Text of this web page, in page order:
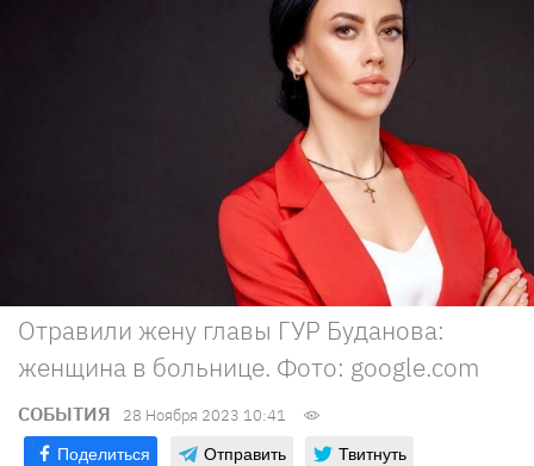
Отравили жену главы ГУР Буданова:
женщина в больнице. Фото: google.com
СОБЫТИЯ 28 Ноября 2023 10:41
Поделиться Отправить Твитнуть